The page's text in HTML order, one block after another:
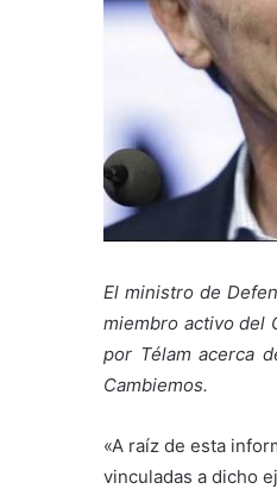
El ministro de
miembro activo del
por Télam acerca
Cambiemos.
«A raíz de esta
vinculadas a dicho